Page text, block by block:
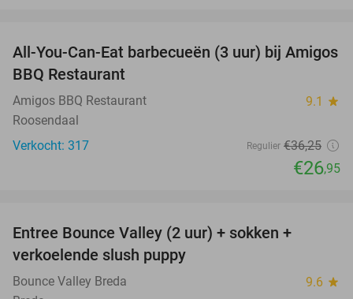
26%
All-You-Can-Eat barbecueën (3 uur) bij Amigos
BBQ Restaurant
Amigos BBQ Restaurant 9.1 star
Roosendaal
Verkocht: 317
Regulier €36,25
€26,95
Entree Bounce Valley (2 uur) + sokken +
verkoelende slush puppy
Bounce Valley Breda 9.6 star